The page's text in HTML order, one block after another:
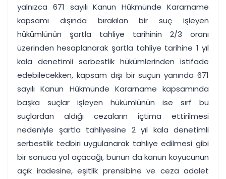
yalnızca 671 sayılı Kanun Hükmünde Kararname
kapsamı dışında bırakılan bir suç işleyen
hükümlünün şartla tahliye tarihinin 2/3 oranı
üzerinden hesaplanarak şartla tahliye tarihine 1 yıl
kala denetimli serbestlik hükümlerinden istifade
edebilecekken, kapsam dışı bir suçun yanında 671
sayılı Kanun Hükmünde Kararname kapsamında
başka suçlar işleyen hükümlünün ise sırf bu
suçlardan aldığı cezaların içtima ettirilmesi
nedeniyle şartla tahliyesine 2 yıl kala denetimli
serbestlik tedbiri uygulanarak tahliye edilmesi gibi
bir sonuca yol açacağı, bunun da kanun koyucunun
açık iradesine, eşitlik prensibine ve ceza adalet